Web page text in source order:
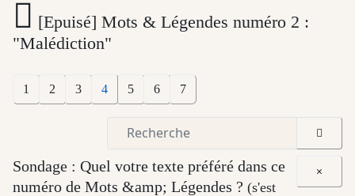
[Epuisé] Mots & Légendes numéro 2 :
"Malédiction"
1 2 3 4 5 6 7
×
Sondage : Quel votre texte préféré dans ce
numéro de Mots &amp; Légendes ? (s'est